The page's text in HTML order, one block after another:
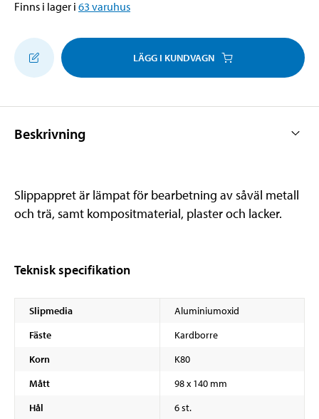
Finns i lager i 63 varuhus
LÄGG I KUNDVAGN
Beskrivning
Slippappret är lämpat för bearbetning av såväl metall
och trä, samt kompositmaterial, plaster och lacker.
Teknisk specifikation
Slipmedia
Aluminiumoxid
Fäste
Kardborre
Korn
K80
Mått
98 x 140 mm
Hål
6 st.